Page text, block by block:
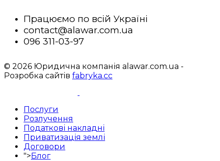
Працюємо по всій Україні
contact@alawar.com.ua
096 311-03-97
© 2026 Юридична компанія alawar.com.ua -
Розробка сайтів fabryka.cc
Послуги
Розлучення
Податкові накладні
Приватизація землі
Договори
">Блог